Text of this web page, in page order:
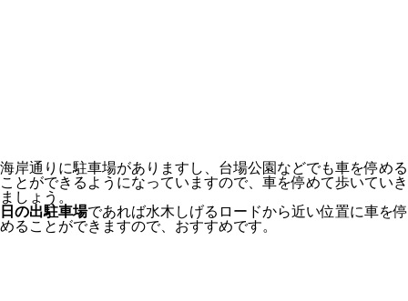
海岸通りに駐車場がありますし、台場公園などでも車を停める
ことができるようになっていますので、車を停めて歩いていき
ましょう。
日の出駐車場であれば水木しげるロードから近い位置に車を停
めることができますので、おすすめです。